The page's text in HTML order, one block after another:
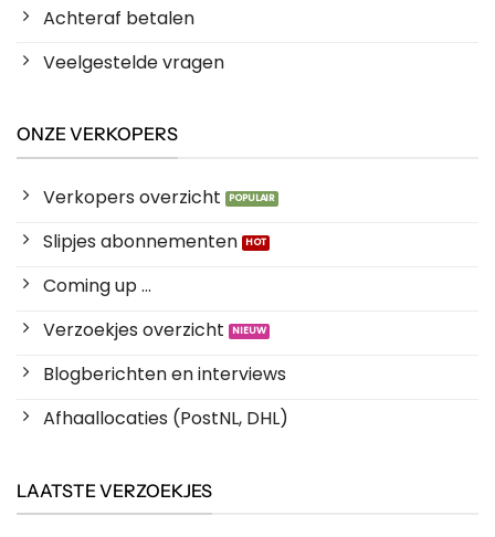
Achteraf betalen
Veelgestelde vragen
ONZE VERKOPERS
Verkopers overzicht
Slipjes abonnementen
Coming up ...
Verzoekjes overzicht
Blogberichten en interviews
Afhaallocaties (PostNL, DHL)
LAATSTE VERZOEKJES